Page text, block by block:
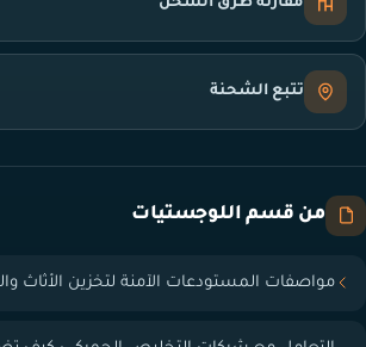
تتبع الشحنة
من قسم اللوجستيات
مواصفات المستودعات الآمنة لتخزين الأثاث